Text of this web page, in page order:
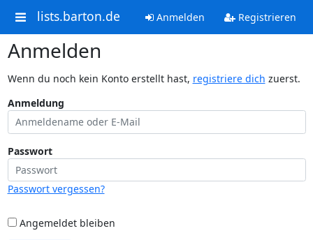
lists.barton.de Anmelden Registrieren
Anmelden
Wenn du noch kein Konto erstellt hast, registriere dich zuerst.
Anmeldung
Passwort
Passwort vergessen?
Angemeldet bleiben